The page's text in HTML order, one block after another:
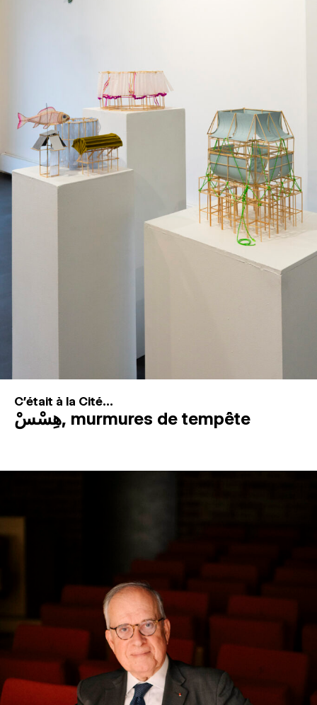
C'était à la Cité...
هِسْسْ, murmures de tempête